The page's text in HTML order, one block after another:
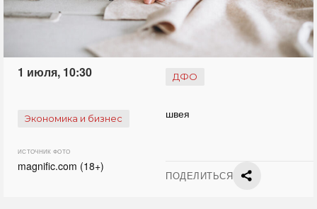
1 июля, 10:30 ДФО
Экономика и бизнес швея
ИСТОЧНИК ФОТО
magnific.com (18+)
ПОДЕЛИТЬСЯ